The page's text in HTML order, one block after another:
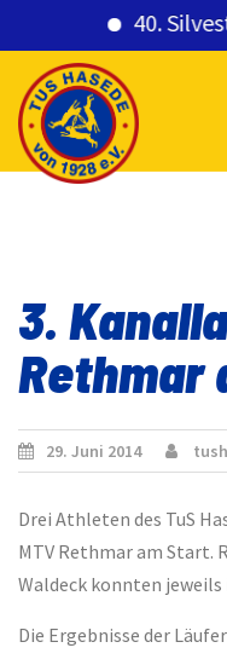
40.
content
3.
Rethmar
29. Juni 2014
Drei Athleten des TuS
MTV Rethmar am Start.
Waldeck konnten
Die Ergebnisse der